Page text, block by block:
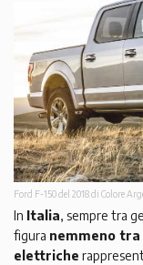
Ford F-150 del 2018 di Colore
In Italia, sempre tra
figura nemmeno
elettriche